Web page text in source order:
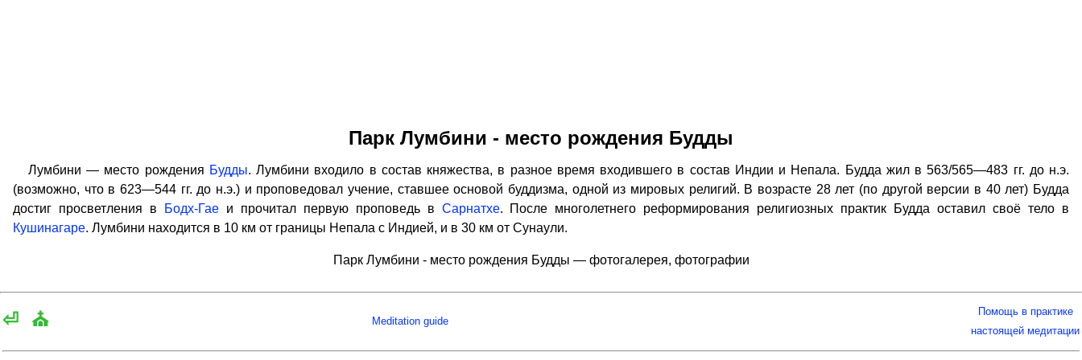
Парк Лумбини - место рождения Будды
Лумбини — место рождения Будды. Лумбини входило в состав княжества, в разное время входившего в состав Индии и Непала. Будда жил в 563/565—483 гг. до н.э.
(возможно, что в 623—544 гг. до н.э.) и проповедовал учение, ставшее основой буддизма, одной из мировых религий. В возрасте 28 лет (по другой версии в 40 лет) Будда
достиг просветления в
Бодх-Гаеи прочитал первую проповедь в Сарнатхе. После многолетнего реформирования религиозных практик Будда оставил своё тело в
Кушинагаре. Лумбини находится в 10 км от границы Непала с Индией, и в 30 км от Сунаули.
Парк Лумбини - место рождения Будды — фотогалерея, фотографии
⏎ ⛪ Meditation guide
Помощь в практике
настоящей медитации